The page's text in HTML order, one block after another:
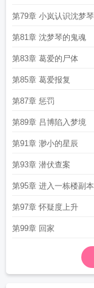
第79章 小岚认识沈梦琴
第81章 沈梦琴的鬼魂
第83章 葛爱的尸体
第85章 葛爱报复
第87章 惩罚
第89章 吕博陷入梦境
第91章 渺小的星辰
第93章 潜伏查案
第95章 进入一栋楼副本
第97章 怀疑度上升
第99章 回家